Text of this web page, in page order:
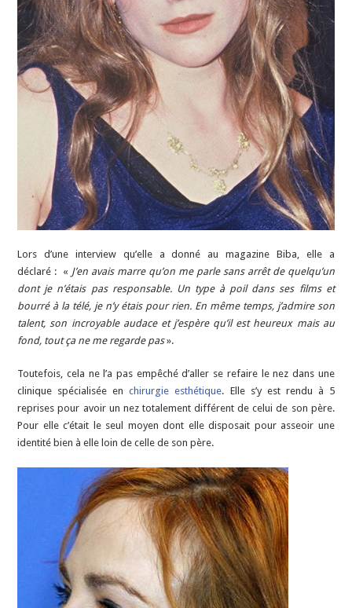
Lors d’une interview qu’elle a donné au magazine Biba, elle a
déclaré : « J’en avais marre qu’on me parle sans arrêt de quelqu’un
dont je n’étais pas responsable. Un type à poil dans ses films et
bourré à la télé, je n’y étais pour rien. En même temps, j’admire son
talent, son incroyable audace et j’espère qu’il est heureux mais au
fond, tout ça ne me regarde pas».
Toutefois, cela ne l’a pas empêché d’aller se refaire le nez dans une
clinique spécialisée enchirurgie esthétique. Elle s’y est rendu à 5
reprises pour avoir un nez totalement différent de celui de son père.
Pour elle c’était le seul moyen dont elle disposait pour asseoir une
identité bien à elle loin de celle de son père.